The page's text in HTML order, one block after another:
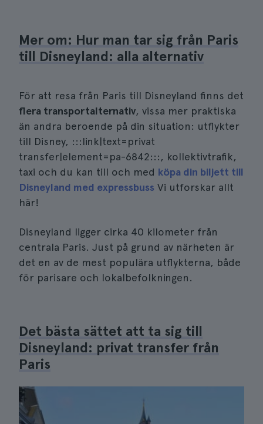
Mer om: Hur man tar sig från Paris
till Disneyland: alla alternativ
För att resa från Paris till Disneyland finns det
flera transportalternativ, vissa mer praktiska
än andra beroende på din situation: utflykter
till Disney, :::link|text=privat
transfer|element=pa-6842:::, kollektivtrafik,
taxi och du kan till och med köpa din biljett till
Disneyland med expressbuss Vi utforskar allt
här!
Disneyland ligger cirka 40 kilometer från
centrala Paris. Just på grund av närheten är
det en av de mest populära utflykterna, både
för parisare och lokalbefolkningen.
Det bästa sättet att ta sig till
Disneyland: privat transfer från
Paris